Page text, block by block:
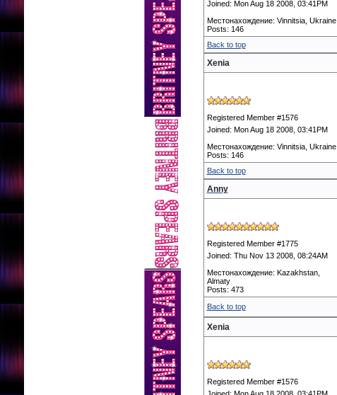
Joined: Mon Aug 18 2008, 03:41PM
Местонахождение: Vinnitsia, Ukraine
Posts: 146
Back to top
Xenia
Registered Member #1576
Joined: Mon Aug 18 2008, 03:41PM
Местонахождение: Vinnitsia, Ukraine
Posts: 146
Back to top
Anny
Registered Member #1775
Joined: Thu Nov 13 2008, 08:24AM
Местонахождение: Kazakhstan,
Almaty
Posts: 473
Back to top
Xenia
Registered Member #1576